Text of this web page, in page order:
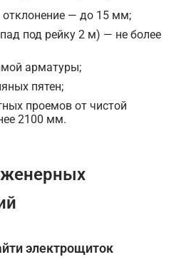
отклонение — до 15 мм;
под рейку 2 м) — не более
арматуры;
пятен;
проемов от чистой
2100 мм.
электрощиток